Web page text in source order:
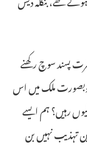
پسند سوچ رکھنے
ملک میں اس
رہیں؟ ہم ایسے
تہذیب نہیں بن